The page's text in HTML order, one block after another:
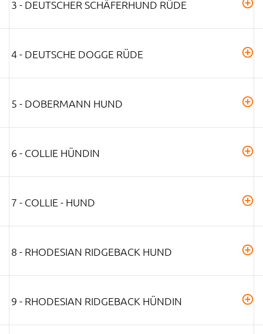
3 - DEUTSCHER SCHÄFERHUND RÜDE
4 - DEUTSCHE DOGGE RÜDE
5 - DOBERMANN HUND
6 - COLLIE HÜNDIN
7 - COLLIE - HUND
8 - RHODESIAN RIDGEBACK HUND
9 - RHODESIAN RIDGEBACK HÜNDIN